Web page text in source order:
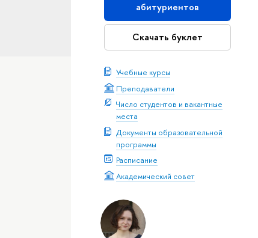
абитуриентов
Скачать буклет
Учебные курсы
Преподаватели
Число студентов и вакантные
места
Документы образовательной
программы
Расписание
Академический совет